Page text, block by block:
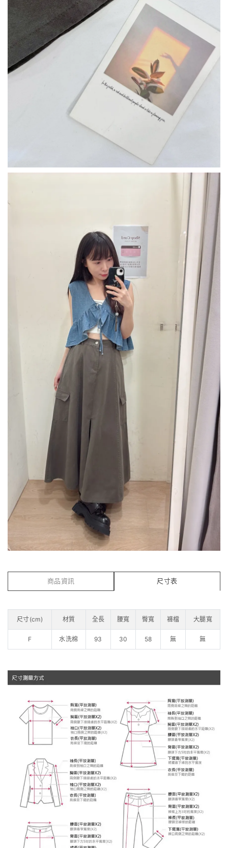
商品資訊 尺寸表
尺寸(cm) 材質 全長 腰寬 臀寬 褲檔 大腿寬
F 水洗棉 93 30 58 無 無